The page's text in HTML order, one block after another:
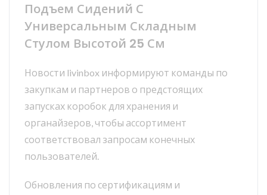
Подъем Сидений С
Универсальным Складным
Стулом Высотой 25 См
Новости livinbox информируют команды по
закупкам и партнеров о предстоящих
запусках коробок для хранения и
органайзеров, чтобы ассортимент
соответствовал запросам конечных
пользователей.
Обновления по сертификациям и